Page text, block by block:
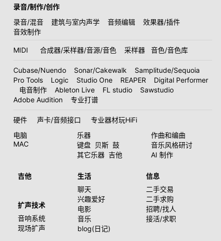
录音/制作/创作
录音/混音
建筑与室内声学 音频编辑
效果器/插件
音效制作
MIDI 合成器/采样器/音源/音色 采样器 音色/音色库
Cubase/Nuendo Sonar/Cakewalk
Samplitude/Sequoia
Pro Tools
Logic Studio One REAPER
Digital Performer
电音制作
Ableton Live FL studio
Sawstudio
Adobe Audition
专业打谱
硬件 声卡/音频接口
专业器材玩HiFi
电脑
MAC
乐器
键盘 贝斯 鼓
其它乐器 吉他
作曲和编曲
音乐风格研讨
AI 制作
吉他
扩声技术
音响系统
现场扩声
生活
聊天
兴趣爱好
电影
音乐
blog(日记)
信息
二手交易
二手求购
招聘/找人
接活/求职